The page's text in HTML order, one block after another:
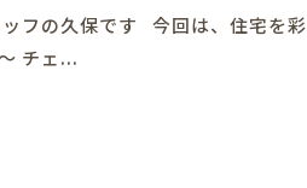
フの久保です 今回は、住宅を彩
チェ...